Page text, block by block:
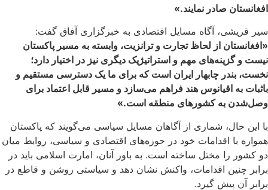
افغانستان صادر نمایند.»
سیر قریشی، آگاه مسایل اقتصادی به خبرگزاری آفاق گفت:
«افغانستان از لحاظ تجارت و ترانزیت، وابسته به مسیر پاکستان
نیست و گزینه‌های مهم و استراتیژیک دیگری نیز در اختیار دارد؛
نخست، بندر چابهار ایران است که برای ما یک دسترسی مستقیم و
باثبات به اقیانوس هند فراهم می‌سازد و مسیر قابل اعتماد برای
وصل‌شدن به کشورهای منطقه است.»
با این حال، شماری از آگاهان مسایل سیاسی می‌گویند که پاکستان
همواره با اقدامات خود در حوزه‌های اقتصادی و سیاسی، روابط میان
دو کشور را مختل ساخته است. به باور آنان، امارت اسلامی باید در
برابر چنین اقدامات، واکنش نشان دهد و سیاستی روشن و قاطع در
برابر آن پیش گیرد.